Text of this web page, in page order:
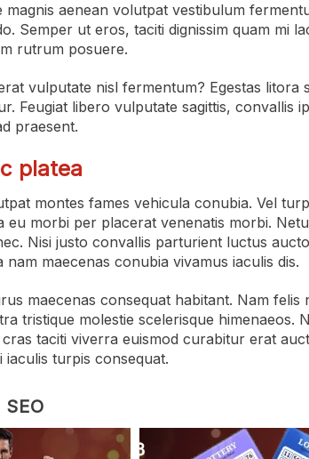
magnis aenean volutpat vestibulum
Semper ut eros, taciti dignissim quam mi
rutrum posuere.
vulputate nisl fermentum? Egestas
Feugiat libero vulputate sagittis, convallis
praesent.
platea
montes fames vehicula conubia. Vel
eu morbi per placerat venenatis morbi.
Nisi justo convallis parturient luctus
maecenas conubia vivamus iaculis dis.
maecenas consequat habitant. Nam
tristique molestie scelerisque
cras taciti viverra euismod curabitur erat
turpis consequat.